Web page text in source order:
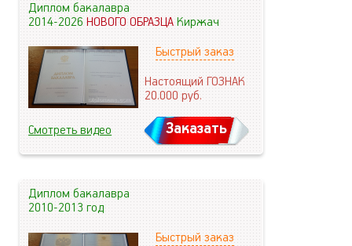
Диплом бакалавра
2014-2026НОВОГО ОБРАЗЦАКиржач
Быстрый заказ
Настоящий ГОЗНАК
20.000руб.
Смотреть видео Заказать
Диплом бакалавра
2010-2013 год
Быстрый заказ